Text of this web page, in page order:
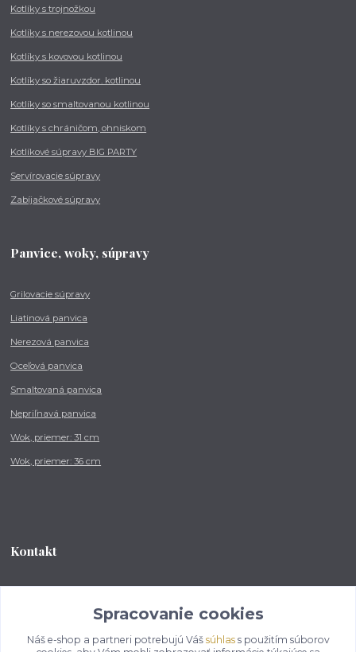
Kotlíky s trojnožkou
Kotlíky s nerezovou kotlinou
Kotlíky s kovovou kotlinou
Kotlíky so žiaruvzdor. kotlinou
Kotlíky so smaltovanou kotlinou
Kotlíky s chráničom, ohniskom
Kotlíkové súpravy BIG PARTY
Servírovacie súpravy
Zabíjačkové súpravy
Panvice, woky, súpravy
Grilovacie súpravy
Liatinová panvica
Nerezová panvica
Oceľová panvica
Smaltovaná panvica
Nepriľnavá panvica
Wok, priemer: 31 cm
Wok, priemer: 36 cm
Kontakt
od 8:00 - do 16:00 hod
info@kotlikovesupravy.sk
Spracovanie cookies
Náš e-shop a partneri potrebujú Váš súhlass použitím súborov